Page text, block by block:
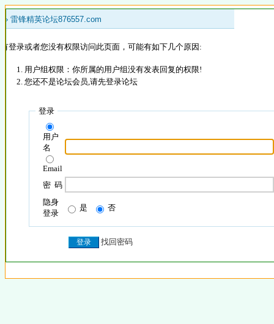
» 雷锋精英论坛876557.com
登录或者您没有权限访问此页面，可能有如下几个原因:
用户组权限：你所属的用户组没有发表回复的权限!
您还不是论坛会员,请先登录论坛
登录
用户
名
Email
密 码
隐身
登录
是 否
找回密码